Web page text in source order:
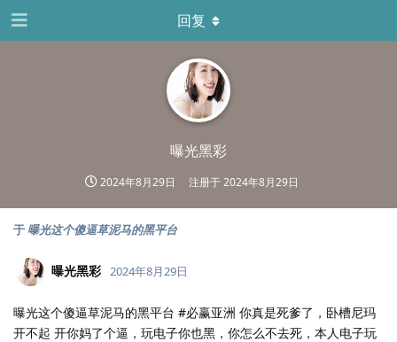
曝光黑彩
2024年8月29日 注册于2024年8月29日
回复
于 曝光这个傻逼草泥马的黑平台
曝光黑彩 2024年8月29日
曝光这个傻逼草泥马的黑平台 #必赢亚洲 你真是死爹了，卧槽尼玛
开不起 开你妈了个逼，玩电子你也黑，你怎么不去死，本人电子玩